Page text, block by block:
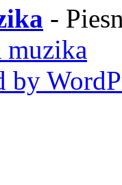
-
muzika
by